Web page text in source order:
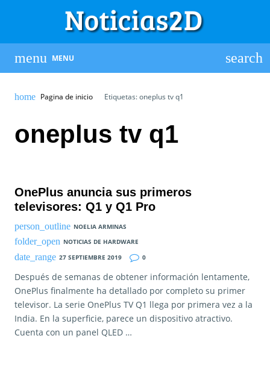
MENU
Pagina de inicio Etiquetas: oneplus tv q1
oneplus tv q1
OnePlus anuncia sus primeros
televisores: Q1 y Q1 Pro
NOELIA ARMINAS
NOTICIAS DE HARDWARE
27 SEPTIEMBRE 2019
0
Después de semanas de obtener información lentamente,
OnePlus finalmente ha detallado por completo su primer
televisor. La serie OnePlus TV Q1 llega por primera vez a la
India. En la superficie, parece un dispositivo atractivo.
Cuenta con un panel QLED …